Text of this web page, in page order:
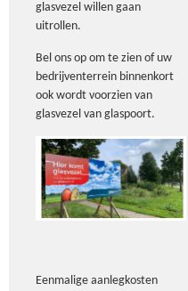
glasvezel willen gaan
uitrollen.
Bel ons op om te zien of uw
bedrijventerrein binnenkort
ook wordt voorzien van
glasvezel van glaspoort.
Eenmalige aanlegkosten